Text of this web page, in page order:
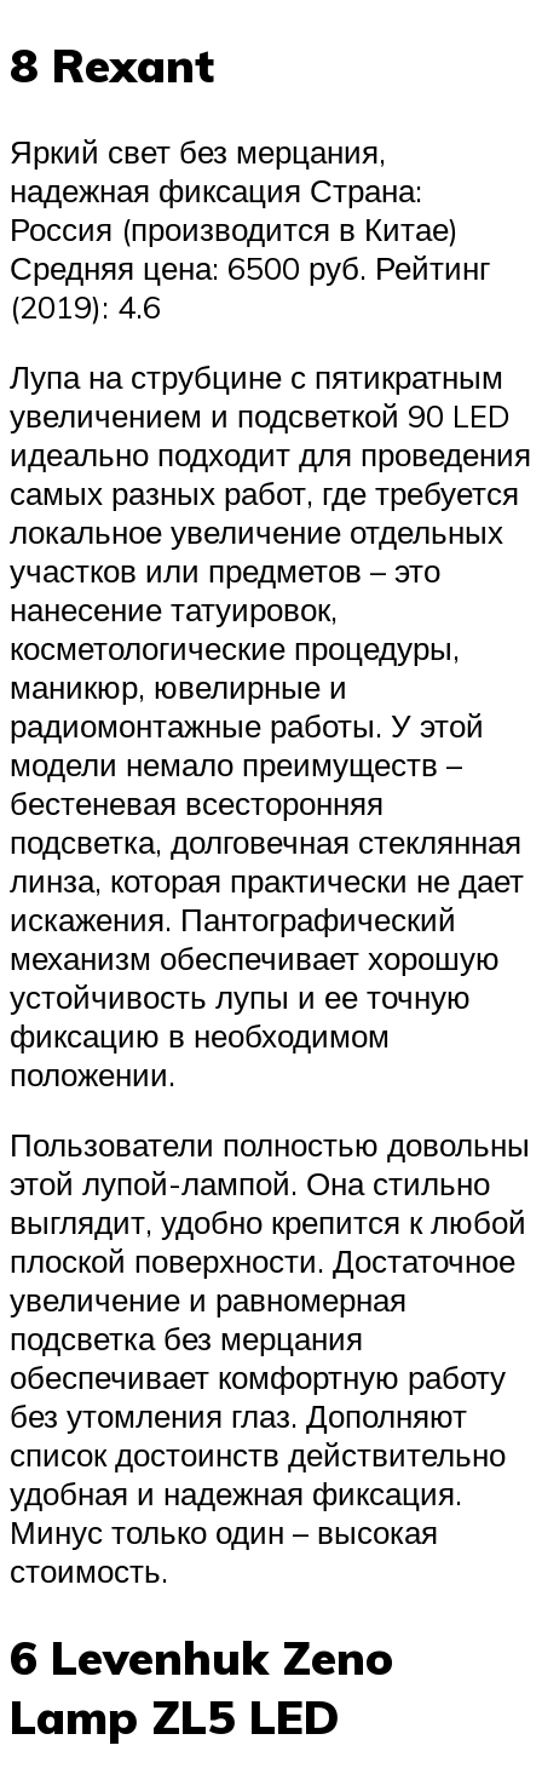
8 Rexant
Яркий свет без мерцания,
надежная фиксация Страна:
Россия (производится в Китае)
Средняя цена: 6500 руб. Рейтинг
(2019): 4.6
Лупа на струбцине с пятикратным
увеличением и подсветкой 90 LED
идеально подходит для проведения
самых разных работ, где требуется
локальное увеличение отдельных
участков или предметов – это
нанесение татуировок,
косметологические процедуры,
маникюр, ювелирные и
радиомонтажные работы. У этой
модели немало преимуществ –
бестеневая всесторонняя
подсветка, долговечная стеклянная
линза, которая практически не дает
искажения. Пантографический
механизм обеспечивает хорошую
устойчивость лупы и ее точную
фиксацию в необходимом
положении.
Пользователи полностью довольны
этой лупой-лампой. Она стильно
выглядит, удобно крепится к любой
плоской поверхности. Достаточное
увеличение и равномерная
подсветка без мерцания
обеспечивает комфортную работу
без утомления глаз. Дополняют
список достоинств действительно
удобная и надежная фиксация.
Минус только один – высокая
стоимость.
6 Levenhuk Zeno
Lamp ZL5 LED